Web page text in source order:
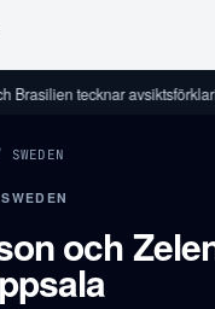
tecknar avsiktsförklaring
SWEDEN
och